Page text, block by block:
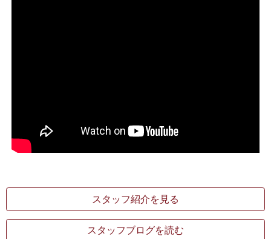
スタッフ紹介を見る
スタッフブログを読む